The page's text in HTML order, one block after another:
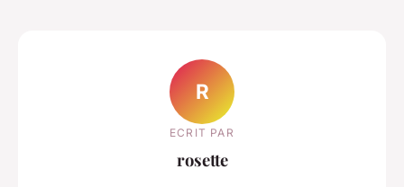
R
ECRIT PAR
rosette